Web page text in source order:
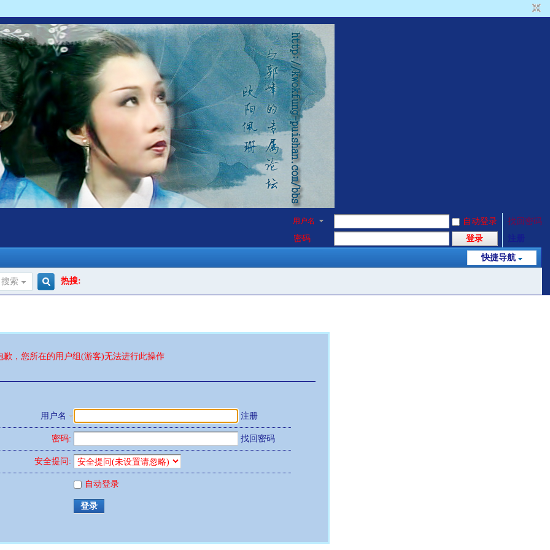
用户名 自动登录
找回密码
密码
登录
快捷导航
搜索
索
热搜:
歉，您所在的用户组(游客)无法进行此操作
用户名 注册
密码: 找回密码
安全提问:
自动登录
登录